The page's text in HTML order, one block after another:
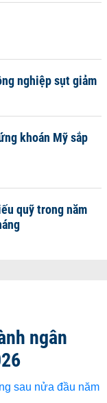
nghiệp sụt giảm
khoán Mỹ sắp
quỹ trong năm
ngân